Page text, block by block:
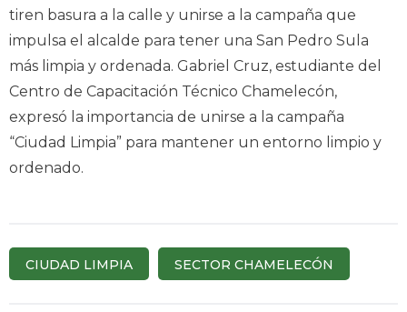
tiren basura a la calle y unirse a la campaña que
impulsa el alcalde para tener una San Pedro Sula
más limpia y ordenada. Gabriel Cruz, estudiante del
Centro de Capacitación Técnico Chamelecón,
expresó la importancia de unirse a la campaña
“Ciudad Limpia” para mantener un entorno limpio y
ordenado.
CIUDAD LIMPIA SECTOR CHAMELECÓN